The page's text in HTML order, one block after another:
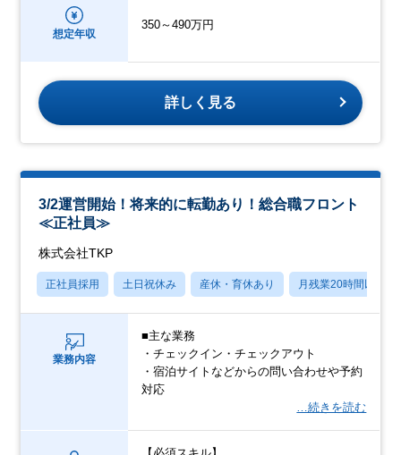
想定年収
350～490万円
詳しく見る
3/2運営開始！将来的に転勤あり！総合職フロント
≪正社員≫
株式会社TKP
正社員採用 土日祝休み 産休・育休あり 月残業20時間以内
業務内容
■主な業務
・チェックイン・チェックアウト
・宿泊サイトなどからの問い合わせや予約
対応
…続きを読む